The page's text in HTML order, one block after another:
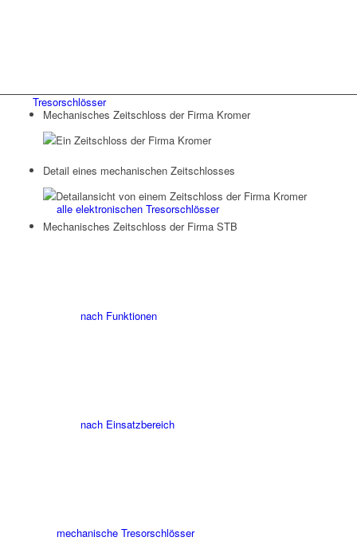
Tresorschlösser
alle elektronischen Tresorschlösser
nach Funktionen
nach Einsatzbereich
mechanische Tresorschlösser
Mechanisches Zeitschloss der Firma Kromer
Detail eines mechanischen Zeitschlosses
Mechanisches Zeitschloss der Firma STB